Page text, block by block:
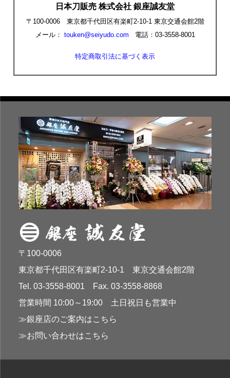
日本刀販売 株式会社 銀座誠友堂
〒100-0006 東京都千代田区有楽町2-10-1 東京交通会館2階
メール： touken@seiyudo.com 電話：03-3558-8001
特定商取引法に基づく表示
〒100-0006
東京都千代田区有楽町2-10-1 東京交通会館2階
Tel. 03-3558-8001 Fax. 03-3558-8868
営業時間 10:00～19:00 土日祝日も営業中
≫銀座店のご案内はこちら
≫お問い合わせはこちら